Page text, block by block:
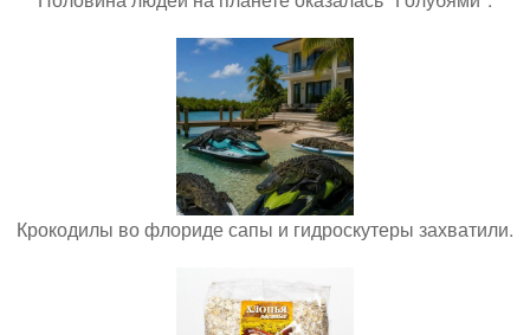
Крокодилы во флориде сапы и гидроскутеры захватили.